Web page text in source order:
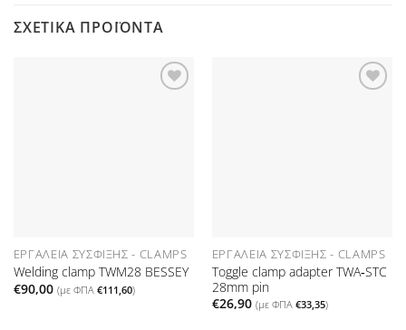
ΣΧΕΤΙΚΆ ΠΡΟΪΌΝΤΑ
ΕΡΓΑΛΕΊΑ ΣΎΣΦΙΞΗΣ - CLAMPS
Welding clamp TWM28 BESSEY
€90,00 (με ΦΠΑ €111,60)
ΕΡΓΑΛΕΊΑ ΣΎΣΦΙΞΗΣ - CLAMPS
Toggle clamp adapter TWA‑STC
28mm pin
€26,90 (με ΦΠΑ €33,35)